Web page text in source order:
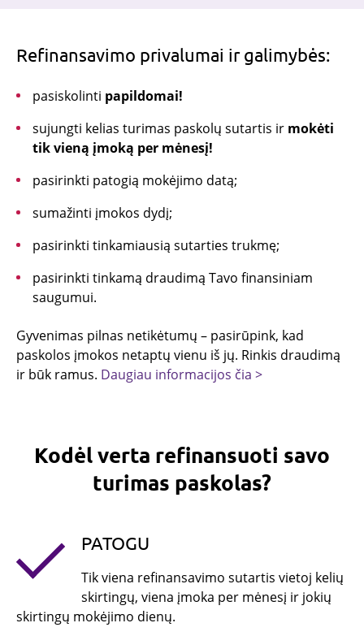
Refinansavimo privalumai ir galimybės:
pasiskolinti papildomai!
sujungti kelias turimas paskolų sutartis ir mokėti
tik vieną įmoką per mėnesį!
pasirinkti patogią mokėjimo datą;
sumažinti įmokos dydį;
pasirinkti tinkamiausią sutarties trukmę;
pasirinkti tinkamą draudimą Tavo finansiniam
saugumui.
Gyvenimas pilnas netikėtumų – pasirūpink, kad
paskolos įmokos netaptų vienu iš jų. Rinkis draudimą
ir būk ramus. Daugiau informacijos čia >
Kodėl verta refinansuoti savo
turimas paskolas?
PATOGU
Tik viena refinansavimo sutartis vietoj kelių
skirtingų, viena įmoka per mėnesį ir jokių
skirtingų mokėjimo dienų.